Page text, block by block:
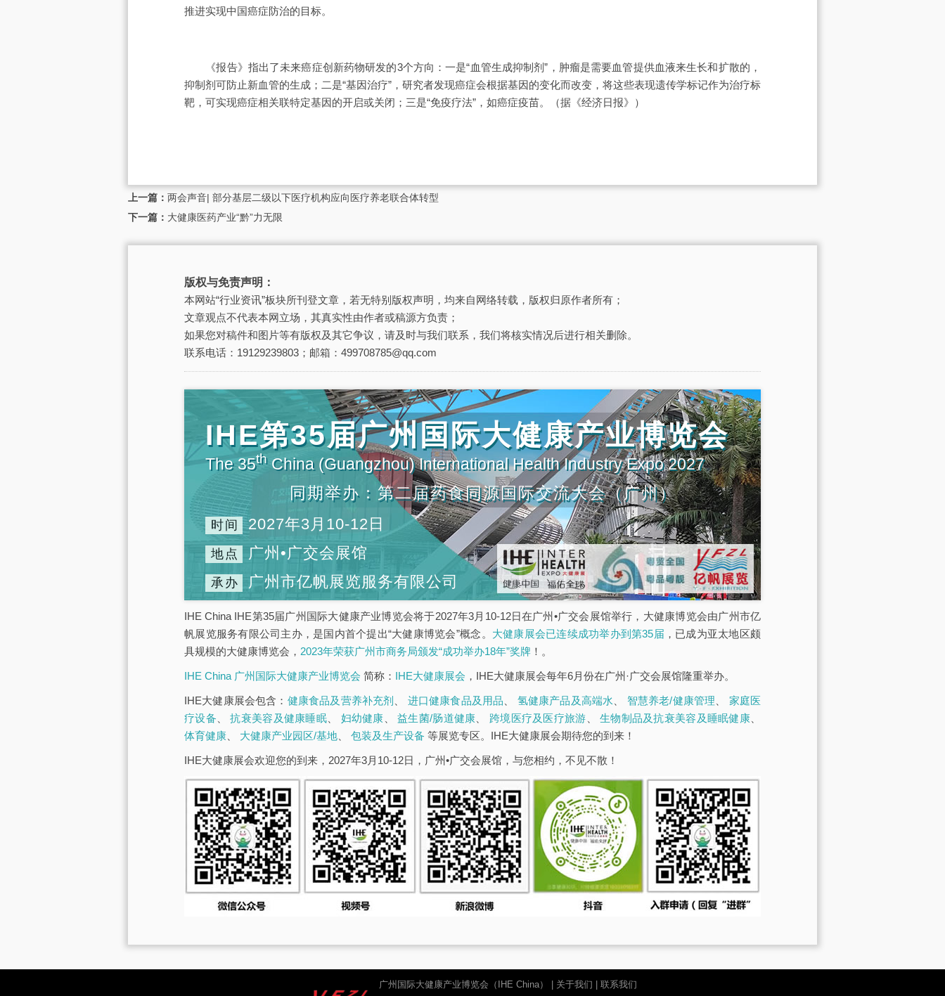
推进实现中国癌症防治的目标。
《报告》指出了未来癌症创新药物研发的3个方向：一是“血管生成抑制剂”，肿瘤是需要血管提供血液来生长和扩散的，
抑制剂可防止新血管的生成；二是“基因治疗”，研究者发现癌症会根据基因的变化而改变，将这些表现遗传学标记作为治疗标
靶，可实现癌症相关联特定基因的开启或关闭；三是“免疫疗法”，如癌症疫苗。（据《经济日报》）
上一篇： 两会声音| 部分基层二级以下医疗机构应向医疗养老联合体转型
下一篇： 大健康医药产业“黔”力无限
版权与免责声明：
本网站“行业资讯”板块所刊登文章，若无特别版权声明，均来自网络转载，版权归原作者所有；
文章观点不代表本网立场，其真实性由作者或稿源方负责；
如果您对稿件和图片等有版权及其它争议，请及时与我们联系，我们将核实情况后进行相关删除。
联系电话：19129239803；邮箱：499708785@qq.com
IHE第35届广州国际大健康产业博览会
The 35thChina (Guangzhou) International Health Industry Expo 2027
同期举办：第二届药食同源国际交流大会（广州）
时间 2027年3月10-12日
地点 广州•广交会展馆
承办 广州市亿帆展览服务有限公司
IHE China IHE第35届广州国际大健康产业博览会将于2027年3月10-12日在广州•广交会展馆举行，大健康博览会由广州市亿
帆展览服务有限公司主办，是国内首个提出“大健康博览会”概念。 大健康展会已连续成功举办到第35届 ，已成为亚太地区颇
具规模的大健康博览会， 2023年荣获广州市商务局颁发“成功举办18年”奖牌 ！。
IHE China 广州国际大健康产业博览会 简称： IHE大健康展会 ，IHE大健康展会每年6月份在广州·广交会展馆隆重举办。
IHE大健康展会包含： 健康食品及营养补充剂 进口健康食品及用品 氢健康产品及高端水 智慧养老/健康管理
家庭医
疗设备 、抗衰美容及健康睡眠、 妇幼健康 、益生菌/肠道健康 跨境医疗及医疗旅游 、生物制品及抗衰美容及睡眠健康
体育健康
大健康产业园区/基地 包装及生产设备 等展览专区。IHE大健康展会期待您的到来！
IHE大健康展会欢迎您的到来，2027年3月10-12日，广州•广交会展馆，与您相约，不见不散！
广州国际大健康产业博览会（IHE China） 关于我们 联系我们